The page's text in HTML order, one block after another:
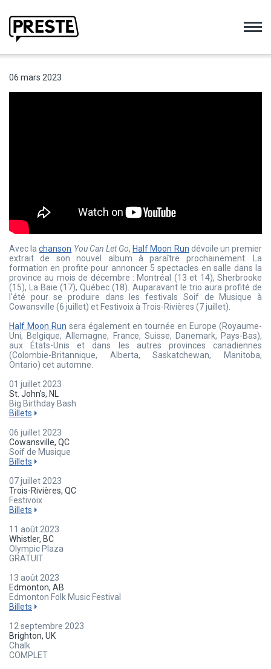
06 mars 2023
Avec lachanson You Can Let Go, Half Moon Run dévoile un premier
extrait de son nouvel album à paraître prochainement. La
formation en profite pour annoncer 5 spectacles en salle dans la
province au mois de décembre : Montréal (13 et 14), Sherbrooke
(15), La Baie (17), Québec (18). Auparavant le trio aura profité de
l'été pour se produire dans les festivals Soif de Musique à
Cowansville (6 juillet) et Festivoix à Trois-Rivières (7 juillet).
Half Moon Run sera également en tournée en Europe (Royaume-
Uni, Belgique, Allemagne, France, Suisse, Danemark, Pays-Bas),
aux États-Unis et dans les autres provinces canadiennes
(Colombie-Britannique, Alberta, Saskatchewan, Manitoba,
Ontario) cet automne.
01 juillet 2023
St. John's, NL
Big Birthday Bash
Billets
06 juillet 2023
Cowansville, QC
Soif de Musique
Billets
07 juillet 2023
Trois-Rivières, QC
Festivoix
Billets
11 août 2023
Whistler, BC
Olympic Plaza
GRATUIT
13 août 2023
Edmonton, AB
Edmonton Folk Music Festival
Billets
12 septembre 2023
Brighton, UK
Chalk
COMPLET